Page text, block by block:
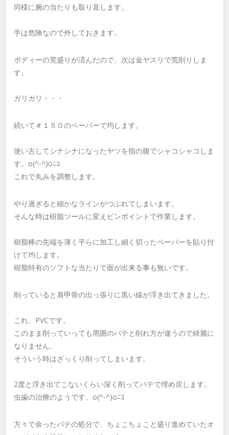
同様に腕の当たりも取り直します。
手は危険なので外しておきます。
ボディーの荒盛りが済んだので、次は金ヤスリで荒削りしま
す。
ガリガリ・・・
続いて＃１５０のペーパーで均します。
使い古してシナシナになったヤツを指の腹でシャコシャコしま
す。o(^-^)oﾆｺ
これで丸みを調整します。
やり過ぎると細かなラインがつぶれてしまいます。
そんな時は樹脂ツールに変えピンポイントで作業します。
樹脂棒の先端を薄く平らに加工し細く切ったペーパーを貼り付
けて均します。
樹脂特有のソフトな当たりで面が出来る事も無いです。
削っていると肩甲骨の出っ張りに黒い線が浮き出てきました。
これ、PVCです。
このまま削っていっても周囲のパテと削れ方が違うので綺麗に
なりません。
そういう時はざっくり削ってしまいます。
2度と浮き出てこないくらい深く削ってパテで埋め戻します。
虫歯の治療のようです。o(^-^)oﾆｺ
方々で余ったパテの処分で、ちょこちょこと盛り進めていたオ